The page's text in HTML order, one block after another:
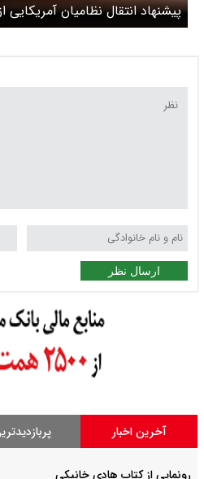
پیشنهاد انتقال نظامیان آمریکایی
ارسال نظر
آخرین اخبار
رونمایی از کتاب هادی خانیکی